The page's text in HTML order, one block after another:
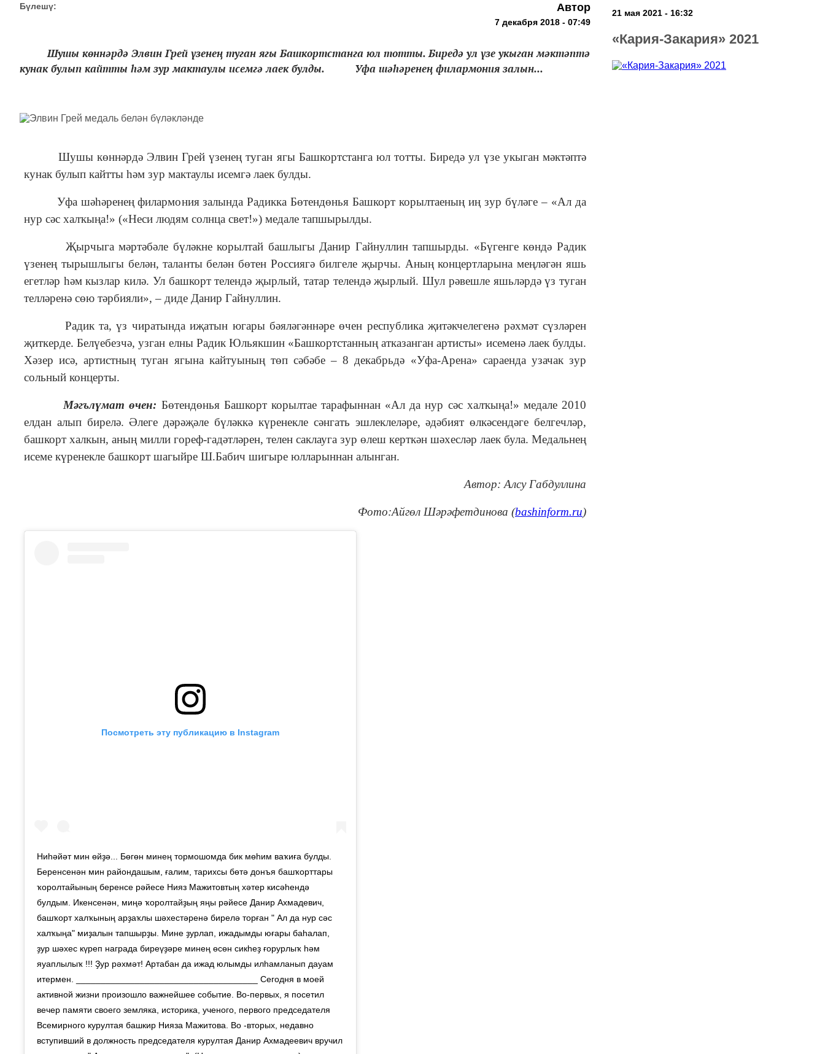
Бүлешү: Автор
7 декабря 2018 - 07:49
Шушы көннәрдә Элвин Грей үзенең туган ягы Башкортстанга юл тотты. Биредә ул үзе укыган мәктәптә
кунак булып кайтты һәм зур мактаулы исемгә лаек булды. Уфа шәһәренең филармония залын...
Шушы көннәрдә Элвин Грей үзенең туган ягы Башкортстанга юл тотты. Биредә ул үзе укыган мәктәптә
кунак булып кайтты һәм зур мактаулы исемгә лаек булды.
Уфа шәһәренең филармония залында Радикка Бөтендөнья Башкорт корылтаеның иң зур бүләге – «Ал да
нур сәс халҡыңа!» («Неси людям солнца свет!») медале тапшырылды.
Җырчыга мәртәбәле бүләкне корылтай башлыгы Данир Гайнуллин тапшырды. «Бүгенге көндә Радик
үзенең тырышлыгы белән, таланты белән бөтен Россиягә билгеле җырчы. Аның концертларына меңләгән яшь
егетләр һәм кызлар килә. Ул башкорт телендә җырлый, татар телендә җырлый. Шул рәвешле яшьләрдә үз туган
телләренә сөю тәрбияли», – диде Данир Гайнуллин.
Радик та, үз чиратында иҗатын югары бәяләгәннәре өчен республика җитәкчелегенә рәхмәт сүзләрен
җиткерде. Белүебезчә, узган елны Радик Юльякшин «Башкортстанның атказанган артисты» исеменә лаек булды.
Хәзер исә, артистның туган ягына кайтуының төп сәбәбе – 8 декабрьдә «Уфа-Арена» сараенда узачак зур
сольный концерты.
Мәгълүмат өчен: Бөтендөнья Башкорт корылтае тарафыннан «Ал да нур сәс халҡыңа!» медале 2010
елдан алып бирелә. Әлеге дәрәҗәле бүләккә күренекле сәнгать эшлеклеләре, әдәбият өлкәсендәге белгечләр,
башкорт халкын, аның милли гореф-гадәтләрен, телен саклауга зур өлеш керткән шәхесләр лаек була. Медальнең
исеме күренекле башкорт шагыйре Ш.Бабич шигыре юлларыннан алынган.
Автор: Алсу Габдуллина
Фото:Айгөл Шәрәфетдинова (bashinform.ru)
Посмотреть эту публикацию в Instagram
Ниһәйәт мин өйҙә... Бөгөн минең тормошомда бик мөһим ваҡиға булды.
Беренсенән мин райондашым, ғалим, тарихсы бөтә донъя башҡорттары
ҡоролтайының беренсе рәйесе Нияз Мажитовтың хәтер кисәһендә
булдым. Икенсенән, миңә ҡоролтайҙың яңы рәйесе Данир Ахмадевич,
башҡорт халҡының арҙаҡлы шәхестәренә бирелә торған " Ал да нур сәс
халҡыңа" миҙалын тапшырҙы. Мине ҙурлап, ижадымды юғары баһалап,
ҙур шәхес күреп награда биреүҙәре минең өсөн сикһеҙ ғорурлыҡ һәм
яуаплылыҡ !!! Ҙур рәхмәт! Артабан да ижад юлымды илһамланып дауам
итермен. _____________________________________ Сегодня в моей
активной жизни произошло важнейшее событие. Во-первых, я посетил
вечер памяти своего земляка, историка, ученого, первого председателя
Всемирного курултая башкир Нияза Мажитова. Во -вторых, недавно
вступивший в должность председателя курултая Данир Ахмадеевич вручил
21 мая 2021 - 16:32
«Кария-Закария» 2021